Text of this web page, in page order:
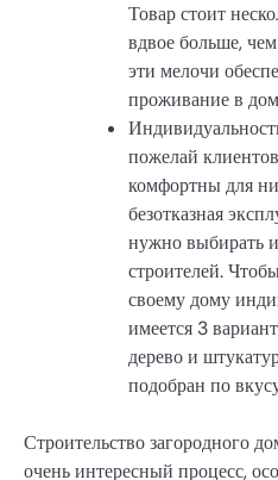
Товар стоит
вдвое больше,
эти мелочи
проживание в
пожелай
комфортны для
безотказная
нужно выбирать
строителей.
своему дому
имеется 3
дерево и
подобран по
Строительство загородного
очень интересный процесс,